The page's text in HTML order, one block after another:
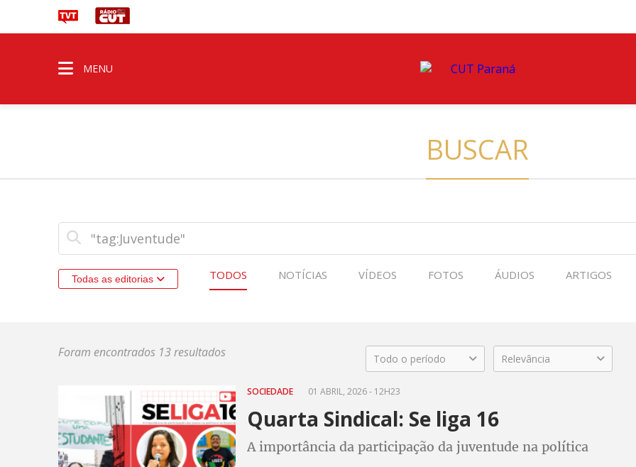
MENU
BUSCAR
Todas as editorias TODOS NOTÍCIAS VÍDEOS FOTOS ÁUDIOS ARTIGOS
Foram encontrados 13 resultados Todo o período Relevância
SOCIEDADE 01 ABRIL, 2026 - 12H23
Quarta Sindical: Se liga 16
A importância da participação da juventude na política